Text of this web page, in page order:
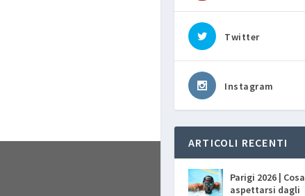
Twitter
Instagram
ARTICOLI RECENTI
Parigi 2026 | Cosa
aspettarsi dagli